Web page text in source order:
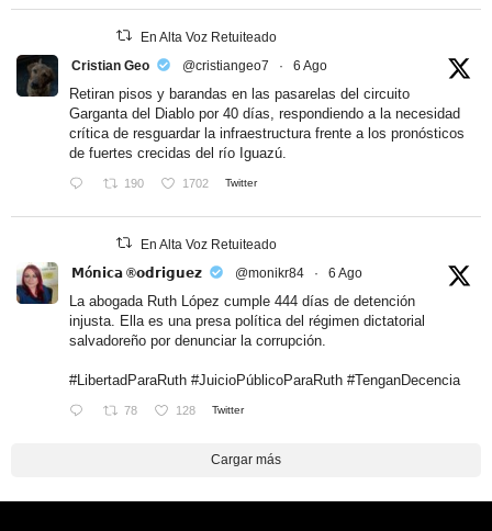
En Alta Voz Retuiteado
Cristian Geo
@cristiangeo7 · 6 Ago
Retiran pisos y barandas en las pasarelas del circuito
Garganta del Diablo por 40 días, respondiendo a la necesidad
crítica de resguardar la infraestructura frente a los pronósticos
de fuertes crecidas del río Iguazú.
190 1702 Twitter
En Alta Voz Retuiteado
𝗠ó𝗻𝗶𝗰𝗮 ®𝗼𝗱𝗿𝗶𝗴𝘂𝗲𝘇
@monikr84 · 6 Ago
La abogada Ruth López cumple 444 días de detención
injusta. Ella es una presa política del régimen dictatorial
salvadoreño por denunciar la corrupción.
#LibertadParaRuth #JuicioPúblicoParaRuth #TenganDecencia
78 128 Twitter
Cargar más